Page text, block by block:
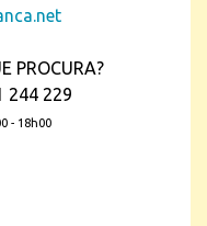
PROCURA?
244 229
- 18h00